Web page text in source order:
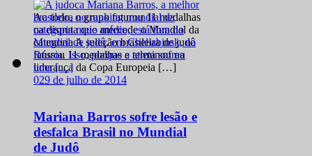
Ao todo, o grupo faturou 11 medalhas
na disputa que antecede o Mundial da
categoria A seleção brasileira de judô
faturou 11 medalhas e terminou na
liderança da Copa Europeia […]
029 de julho de 2014
Mariana Barros sofre lesão e
desfalca Brasil no Mundial
de Judô